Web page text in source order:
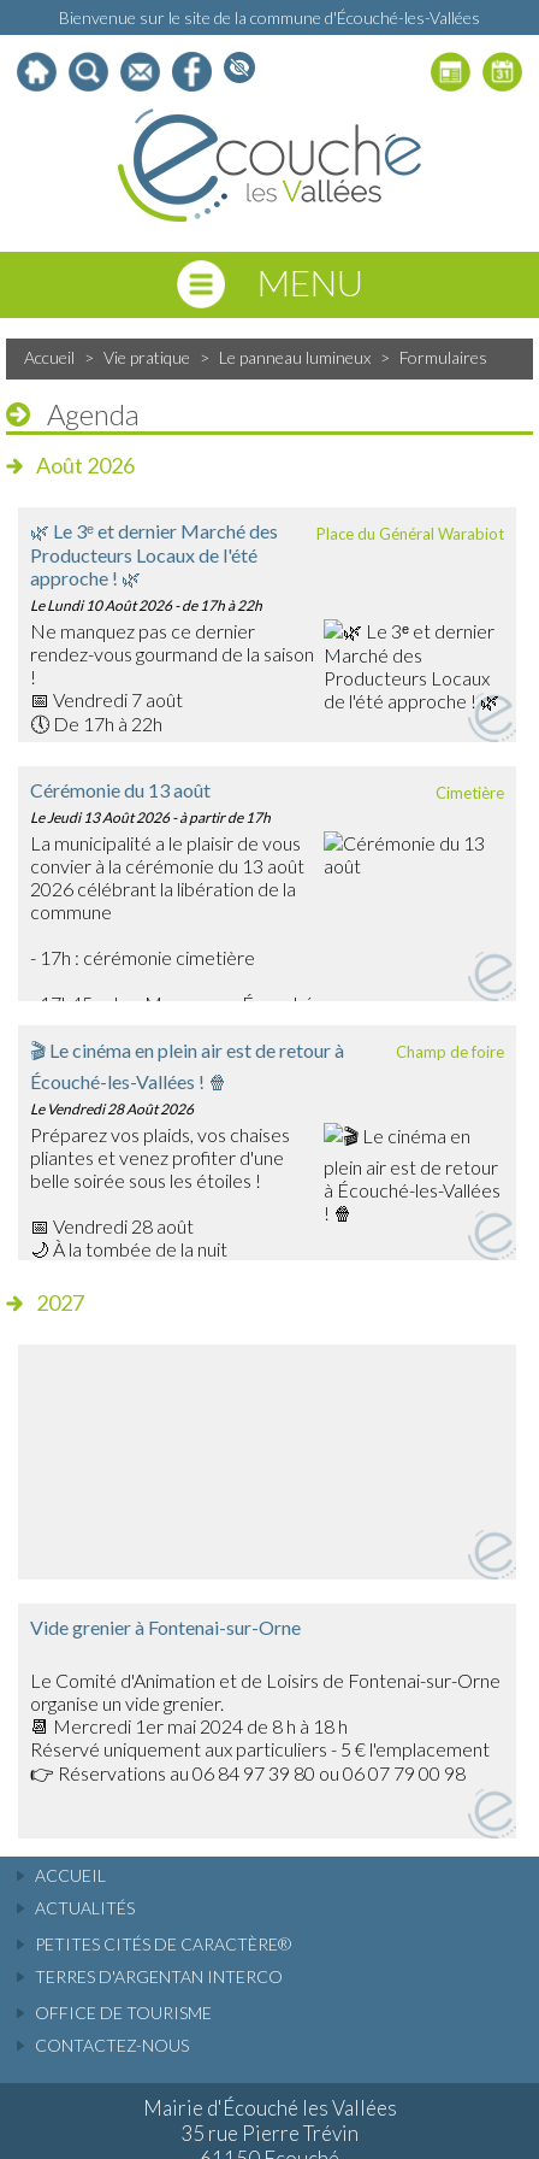
Bienvenue sur le site de la commune d'Écouché-les-Vallées
MENU
Accueil > Vie pratique > Le panneau lumineux > Formulaires
Agenda
Août 2026
Place du Général Warabiot
🌿 Le 3ᵉ et dernier Marché des
Producteurs Locaux de l'été
approche ! 🌿
Le Lundi 10 Août 2026- de 17h à 22h
Ne manquez pas ce dernier
rendez-vous gourmand de la saison
!
📅 Vendredi 7 août
🕔 De 17h à 22h
savoir-faire et faire le plein de produits frais, artisanaux et
de saison : confitures, boissons, œufs, légumes,
gourmandises… et bien d'autres trésors du terroir !
🎶 La soirée sera également animée en musique par
Emmanuel Toutain, pour une ambiance festive et
chaleureuse.
un agréable moment en famille ou entre amis et soutenir
➡️ On vous attend nombreux pour clôturer en beauté
cette belle saison des marchés !
Cimetière
Cérémonie du 13 août
Le Jeudi 13 Août 2026- à partir de 17h
La municipalité a le plaisir de vous
convier à la cérémonie du 13 août
2026 célébrant la libération de la
commune
- 17h : cérémonie cimetière
- 17h45 : char Massaoua - Écouché
Champ de foire
🎬 Le cinéma en plein air est de retour à
Écouché-les-Vallées ! 🍿
Le Vendredi 28 Août 2026
Préparez vos plaids, vos chaises
pliantes et venez profiter d'une
belle soirée sous les étoiles !
📅 Vendredi 28 août
🌙 À la tombée de la nuit
🎥 Cette année, découvrez Les Bad Guys, un film
2027
Vide grenier à Fontenai-sur-Orne
Le Comité d'Animation et de Loisirs de Fontenai-sur-Orne
organise un vide grenier.
📆 Mercredi 1er mai 2024 de 8 h à 18 h
Réservé uniquement aux particuliers - 5 € l'emplacement
👉 Réservations au 06 84 97 39 80 ou 06 07 79 00 98
ACCUEIL
ACTUALITÉS
PETITES CITÉS DE CARACTÈRE®
TERRES D'ARGENTAN INTERCO
OFFICE DE TOURISME
CONTACTEZ-NOUS
Mairie d'Écouché les Vallées
35 rue Pierre Trévin